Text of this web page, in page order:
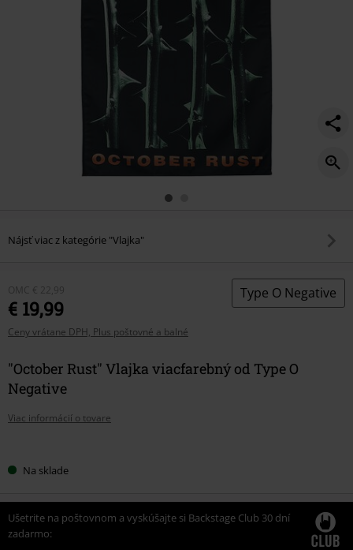
Nájsť viac z kategórie "Vlajka"
OMC € 22,99
€ 19,99
Ceny vrátane DPH, Plus poštovné a balné
Type O Negative
"October Rust" Vlajka viacfarebný od Type O
Negative
Viac informácií o tovare
si Na sklade
Ušetrite na poštovnom a vyskúšajte si Backstage Club 30 dní
zadarmo: